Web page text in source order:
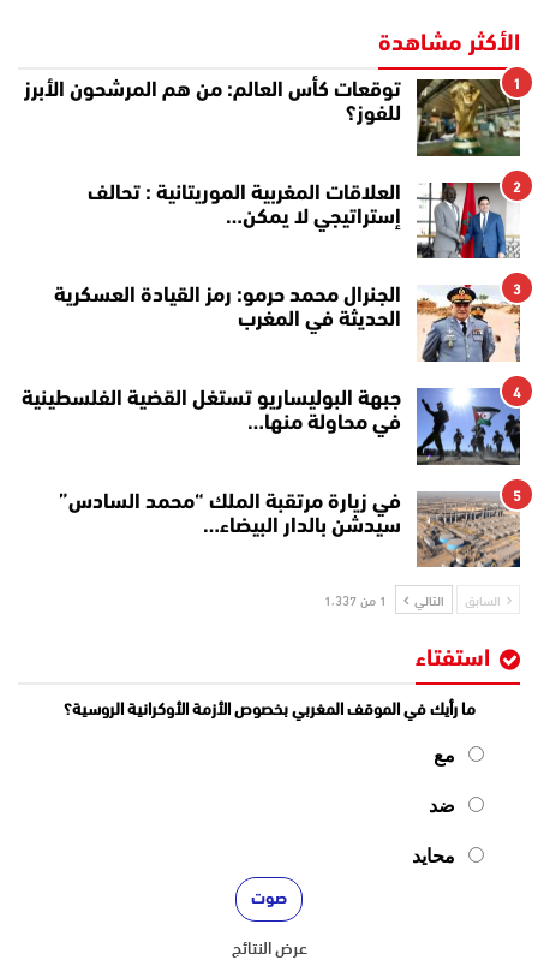
الأكثر مشاهدة
1
توقعات كأس العالم: من هم المرشحون الأبرز
للفوز؟
2
العلاقات المغربية الموريتانية : تحالف
إستراتيجي لا يمكن…
3
الجنرال محمد حرمو: رمز القيادة العسكرية
الحديثة في المغرب
4
جبهة البوليساريو تستغل القضية الفلسطينية
في محاولة منها…
5
في زيارة مرتقبة الملك “محمد السادس”
سيدشن بالدار البيضاء…
السابق التالي 1 من 1٬337
استفتاء
ما رأيك في الموقف المغربي بخصوص الأزمة الأوكرانية الروسية؟
مع
ضد
محايد
عرض النتائج